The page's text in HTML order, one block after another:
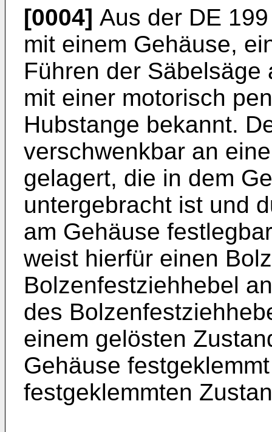
[0004] Aus der DE
mit einem Gehäuse,
Führen der
mit einer motorisch
Hubstange bekannt.
verschwenkbar an
gelagert, die in dem
untergebracht ist und
am Gehäuse
weist hierfür einen
Bolzenfestziehhebel
des
einem gelösten
Gehäuse
festgeklemmten